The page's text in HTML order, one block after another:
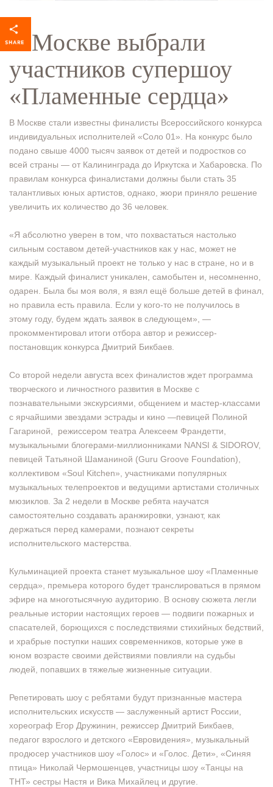
В Москве выбрали
участников супершоу
«Пламенные сердца»
В Москве стали известны финалисты Всероссийского конкурса
индивидуальных исполнителей «Соло 01». На конкурс было
подано свыше 4000 тысяч заявок от детей и подростков со
всей страны — от Калининграда до Иркутска и Хабаровска. По
правилам конкурса финалистами должны были стать 35
талантливых юных артистов, однако, жюри приняло решение
увеличить их количество до 36 человек.
«Я абсолютно уверен в том, что похвастаться настолько
сильным составом детей-участников как у нас, может не
каждый музыкальный проект не только у нас в стране, но и в
мире. Каждый финалист уникален, самобытен и, несомненно,
одарен. Была бы моя воля, я взял ещё больше детей в финал,
но правила есть правила. Если у кого-то не получилось в
этому году, будем ждать заявок в следующем», —
прокомментировал итоги отбора автор и режиссер-
постановщик конкурса Дмитрий Бикбаев.
Со второй недели августа всех финалистов ждет программа
творческого и личностного развития в Москве с
познавательными экскурсиями, общением и мастер-классами
с ярчайшими звездами эстрады и кино —певицей Полиной
Гагариной, режиссером театра Алексеем Франдетти,
музыкальными блогерами-миллионниками NANSI & SIDOROV,
певицей Татьяной Шаманиной (Guru Groove Foundation),
коллективом «Soul Kitchen», участниками популярных
музыкальных телепроектов и ведущими артистами столичных
мюзиклов. За 2 недели в Москве ребята научатся
самостоятельно создавать аранжировки, узнают, как
держаться перед камерами, познают секреты
исполнительского мастерства.
Кульминацией проекта станет музыкальное шоу «Пламенные
сердца», премьера которого будет транслироваться в прямом
эфире на многотысячную аудиторию. В основу сюжета легли
реальные истории настоящих героев — подвиги пожарных и
спасателей, борющихся с последствиями стихийных бедствий,
и храбрые поступки наших современников, которые уже в
юном возрасте своими действиями повлияли на судьбы
людей, попавших в тяжелые жизненные ситуации.
Репетировать шоу с ребятами будут признанные мастера
исполнительских искусств — заслуженный артист России,
хореограф Егор Дружинин, режиссер Дмитрий Бикбаев,
педагог взрослого и детского «Евровидения», музыкальный
продюсер участников шоу «Голос» и «Голос. Дети», «Синяя
птица» Николай Чермошенцев, участницы шоу «Танцы на
ТНТ» сестры Настя и Вика Михайлец и другие.